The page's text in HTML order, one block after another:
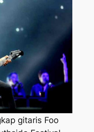
gitaris Foo